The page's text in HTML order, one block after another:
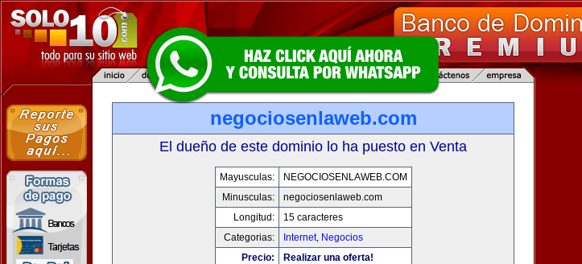
negociosenlaweb.com
El dueño de este dominio lo ha puesto en Venta
Mayusculas:
NEGOCIOSENLAWEB.COM
Minusculas:
negociosenlaweb.com
Longitud:
15 caracteres
Categorias:
Internet, Negocios
Precio:
Realizar una oferta!